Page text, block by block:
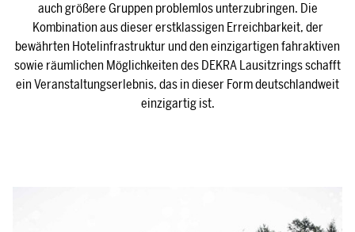
auch größere Gruppen problemlos unterzubringen. Die
Kombination aus dieser erstklassigen Erreichbarkeit, der
bewährten Hotelinfrastruktur und den einzigartigen fahraktiven
sowie räumlichen Möglichkeiten des DEKRA Lausitzrings schafft
ein Veranstaltungserlebnis, das in dieser Form deutschlandweit
einzigartig ist.